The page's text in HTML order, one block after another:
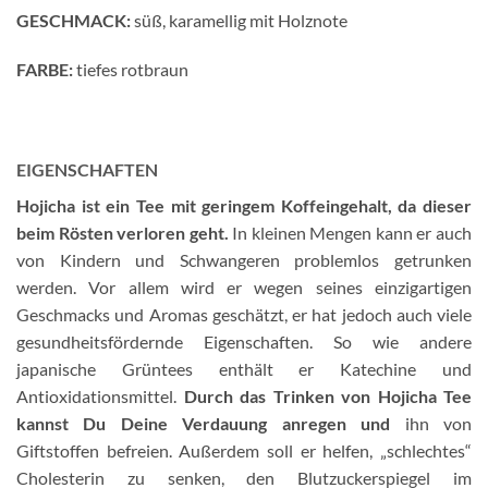
GESCHMACK:süß, karamellig mit Holznote
FARBE:tiefes rotbraun
EIGENSCHAFTEN
Hojicha ist ein Tee mit geringem Koffeingehalt, da dieser
beim Rösten verloren geht. In kleinen Mengen kann er auch
von Kindern und Schwangeren problemlos getrunken
werden. Vor allem wird er wegen seines einzigartigen
Geschmacks und Aromas geschätzt, er hat jedoch auch viele
gesundheitsfördernde Eigenschaften. So wie andere
japanische Grüntees enthält er Katechine und
Antioxidationsmittel. Durch das Trinken von Hojicha Tee
kannst Du Deine Verdauung anregen und ihn von
Giftstoffen befreien. Außerdem soll er helfen, „schlechtes“
Cholesterin zu senken, den Blutzuckerspiegel im